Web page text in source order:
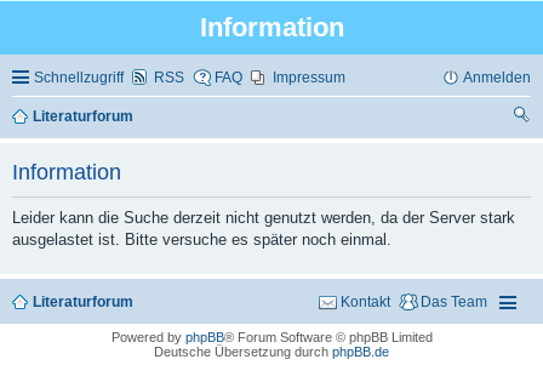
Information
Schnellzugriff RSS FAQ Impressum Anmelden
Literaturforum
Information
Leider kann die Suche derzeit nicht genutzt werden, da der Server stark
ausgelastet ist. Bitte versuche es später noch einmal.
Literaturforum Das Team
Kontakt
Powered by phpBB® Forum Software © phpBB Limited
Deutsche Übersetzung durch phpBB.de